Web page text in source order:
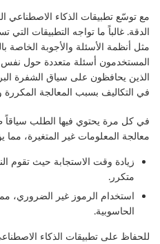
مع توسّع تطبيقات الذكاء الاصطناعي
الدقة. غالباً ما تواجه التطبيقات
مثل أنظمة الأسئلة والأجوبة
المستخدمون أسئلة متعددة حول نفس
الذين يحافظون على سياق الشفرة
في التكاليف بسبب المعالجة المكررة
في كل مرة يحتوي فيها الطلب سياقاً
معالجة المعلومات غير المتغيرة، مما
زيادة وقت الاستجابة حيث تقوم
متكرر.
استخدام الرموز غير الضروري،
الحاسوبية.
للحفاظ على تطبيقات الذكاء